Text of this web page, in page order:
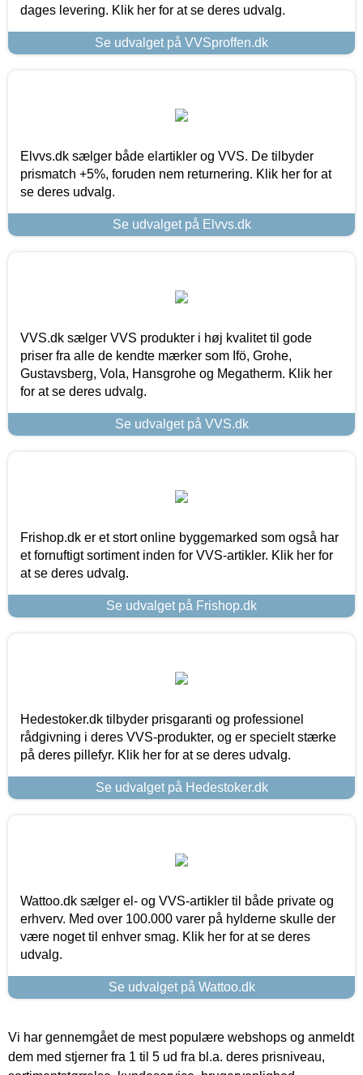
dages levering. Klik her for at se deres udvalg.
Se udvalget på VVSproffen.dk
Elvvs.dk sælger både elartikler og VVS. De tilbyder
prismatch +5%, foruden nem returnering. Klik her for at
se deres udvalg.
Se udvalget på Elvvs.dk
VVS.dk sælger VVS produkter i høj kvalitet til gode
priser fra alle de kendte mærker som Ifö, Grohe,
Gustavsberg, Vola, Hansgrohe og Megatherm. Klik her
for at se deres udvalg.
Se udvalget på VVS.dk
Frishop.dk er et stort online byggemarked som også har
et fornuftigt sortiment inden for VVS-artikler. Klik her for
at se deres udvalg.
Se udvalget på Frishop.dk
Hedestoker.dk tilbyder prisgaranti og professionel
rådgivning i deres VVS-produkter, og er specielt stærke
på deres pillefyr. Klik her for at se deres udvalg.
Se udvalget på Hedestoker.dk
Wattoo.dk sælger el- og VVS-artikler til både private og
erhverv. Med over 100.000 varer på hylderne skulle der
være noget til enhver smag. Klik her for at se deres
udvalg.
Se udvalget på Wattoo.dk
Vi har gennemgået de mest populære webshops og anmeldt
dem med stjerner fra 1 til 5 ud fra bl.a. deres prisniveau,